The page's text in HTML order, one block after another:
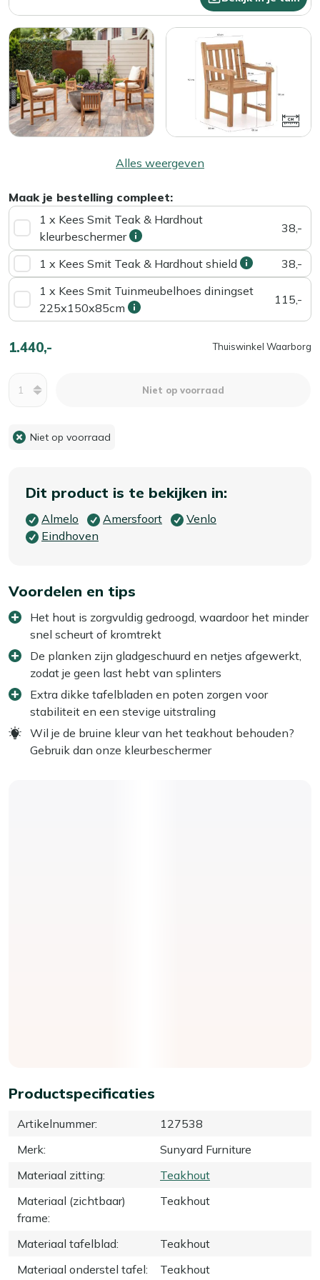
Alles weergeven
Maak je bestelling compleet:
1 x Kees Smit Teak & Hardhout
kleurbeschermer
38,-
1 x Kees Smit Teak & Hardhout shield
38,-
1 x Kees Smit Tuinmeubelhoes diningset
225x150x85cm
115,-
1.440,- Thuiswinkel Waarborg
Niet op voorraad
Niet op voorraad
Productspecificaties
Artikelnummer:
127538
Merk:
Sunyard Furniture
Materiaal zitting:
Teakhout
Materiaal (zichtbaar)
frame:
Teakhout
Materiaal tafelblad:
Teakhout
Materiaal onderstel tafel: Teakhout
Dit product is te bekijken in:
Almelo Amersfoort
Venlo
Eindhoven
Voordelen en tips
Het hout is zorgvuldig gedroogd, waardoor het minder
snel scheurt of kromtrekt
De planken zijn gladgeschuurd en netjes afgewerkt,
zodat je geen last hebt van splinters
Extra dikke tafelbladen en poten zorgen voor
stabiliteit en een stevige uitstraling
Wil je de bruine kleur van het teakhout behouden?
Gebruik dan onze kleurbeschermer